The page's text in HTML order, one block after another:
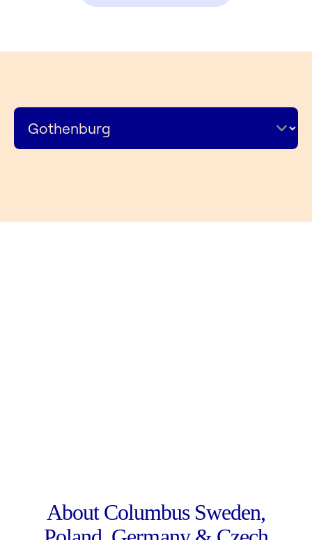
About Columbus Sweden,